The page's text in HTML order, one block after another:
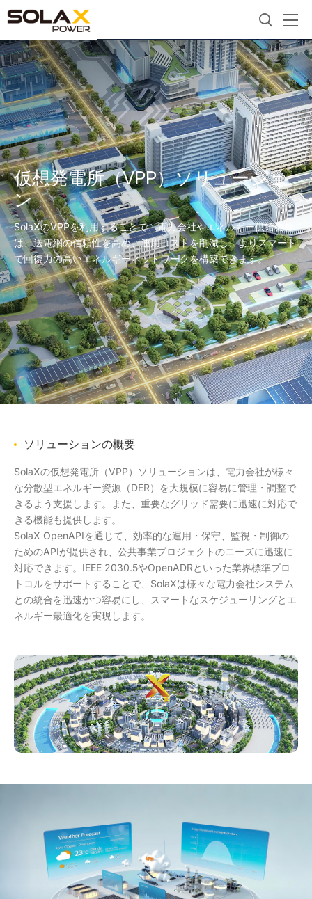
仮想発電所（VPP）ソリューショ
ン
SolaXのVPPを利用することで、電力会社やエネルギー供給会社
は、送電網の信頼性を高め、運用コストを削減し、よりスマート
で回復力の高いエネルギーネットワークを構築できます。
ソリューションの概要
SolaXの仮想発電所（VPP）ソリューションは、電力会社が様々
な分散型エネルギー資源（DER）を大規模に容易に管理・調整で
きるよう支援します。また、重要なグリッド需要に迅速に対応で
きる機能も提供します。
SolaX OpenAPIを通じて、効率的な運用・保守、監視・制御の
ためのAPIが提供され、公共事業プロジェクトのニーズに迅速に
対応できます。IEEE 2030.5やOpenADRといった業界標準プロ
トコルをサポートすることで、SolaXは様々な電力会社システム
との統合を迅速かつ容易にし、スマートなスケジューリングとエ
ネルギー最適化を実現します。